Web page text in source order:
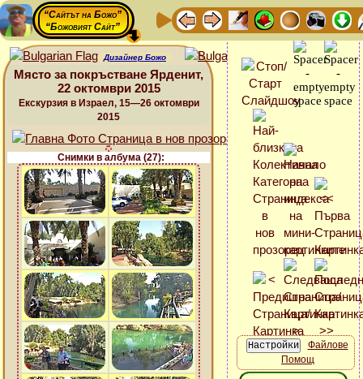
“Сайтът на Божо”
“Божовият Сайт”
Дизайнер Божо
Място за покръстване Ярденит,
22 октомври 2015
Екскурзия в Израел, 15—26 октомври
2015
Снимки в албума (27):
Файлове
Помощ